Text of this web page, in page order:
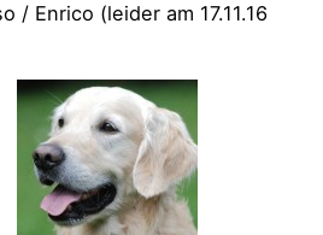
/ Enrico (leider am 17.11.16